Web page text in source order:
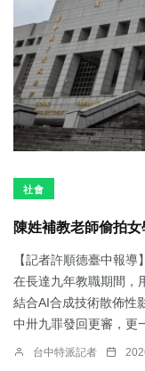
社會
陳姓補教老師偷拍
【記者許順德臺中報
在長達九年教職期間，
結合AI合成技術散佈性
中卅九罪發回更審，更
台中特派記者